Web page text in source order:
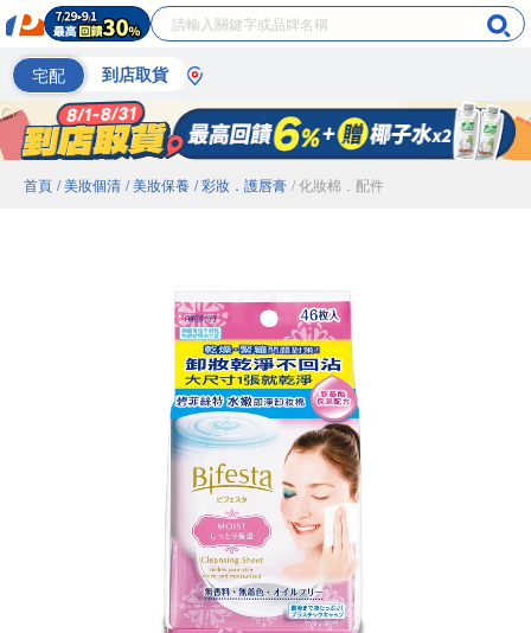
宅配 到店取貨
首頁 / 美妝個清 / 美妝保養 / 彩妝．護唇膏 / 化妝棉．配件